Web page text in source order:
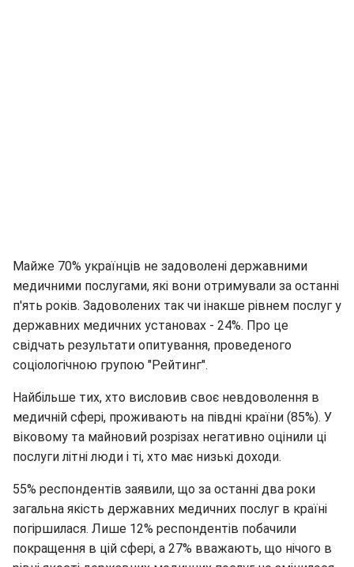
Майже 70% українців не задоволені державними
медичними послугами, які вони отримували за останні
п'ять років. Задоволених так чи інакше рівнем послуг у
державних медичних установах - 24%. Про це
свідчать результати опитування, проведеного
соціологічною групою "Рейтинг".
Найбільше тих, хто висловив своє невдоволення в
медичній сфері, проживають на півдні країни (85%). У
віковому та майновий розрізах негативно оцінили ці
послуги літні люди і ті, хто має низькі доходи.
55% респондентів заявили, що за останні два роки
загальна якість державних медичних послуг в країні
погіршилася. Лише 12% респондентів побачили
покращення в цій сфері, а 27% вважають, що нічого в